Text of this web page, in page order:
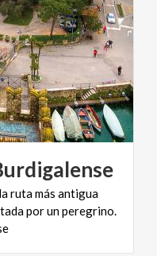
ruta más antigua
por un peregrino.